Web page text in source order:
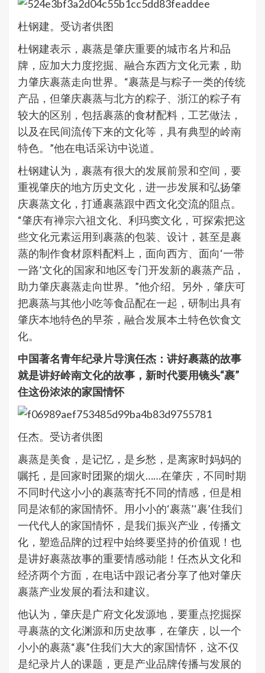
杜钢建。受访者供图
杜钢建表示，裹蒸是肇庆重要的城市名片和品
牌，应加大力度挖掘、融合东西方文化元素，助
力肇庆裹蒸走向世界。“裹蒸是与粽子一类的传统
产品，但肇庆裹蒸与北方的粽子、浙江的粽子有
较大的区别，包括裹蒸的食材配料，工艺做法，
以及在民间流传下来的文化等，具有典型的岭南
特色。”他在电话采访中说道。
杜钢建认为，裹蒸有很大的发展前景和空间，要
重视肇庆的地方历史文化，进一步发展和弘扬肇
庆裹蒸文化，打通裹蒸跟中西文化交流的阻点。
“肇庆有禅宗六祖文化、利玛窦文化，可探索把这
些文化元素运用到裹蒸的包装、设计，甚至是裹
蒸的制作食材原料配料上，面向西方、面向‘一带
一路’文化的国家和地区专门开发新的裹蒸产品，
助力肇庆裹蒸走向世界。”他介绍。另外，肇庆可
把裹蒸与其他小吃等食品配在一起，研制出具有
肇庆本地特色的早茶，融合发展本土特色饮食文
化。
中国著名青年纪录片导演任杰：讲好裹蒸的故事
就是讲好岭南文化的故事，新时代要用镜头“裹”
住这份浓浓的家国情怀
任杰。受访者供图
裹蒸是美食，是记忆，是乡愁，是离家时妈妈的
嘱托，是回家时团聚的烟火……在肇庆，不同时期
不同时代这小小的裹蒸寄托不同的情感，但是相
同是浓郁的家国情怀。用小小的‘裹蒸’‘裹’住我们
一代代人的家国情怀，是我们振兴产业，传播文
化，塑造品牌的过程中始终要坚持的价值观！也
是讲好裹蒸故事的重要情感动能！任杰从文化和
经济两个方面，在电话中跟记者分享了他对肇庆
裹蒸产业发展的看法和建议。
他认为，肇庆是广府文化发源地，要重点挖掘探
寻裹蒸的文化渊源和历史故事，在肇庆，以一个
小小的裹蒸“裹”住我们大大的家国情怀，这不仅
是纪录片人的课题，更是产业品牌传播与发展的